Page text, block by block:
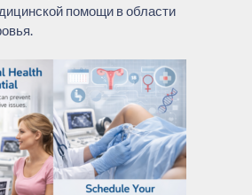
помощи в области